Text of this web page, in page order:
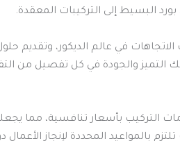
البسيط إلى التركيبات المعقدة.
في عالم الديكور،
التميز والجودة في كل تفصيل من
التركيب بأسعار تنافسية، مما
بالمواعيد المحددة لإنجاز الأعمال